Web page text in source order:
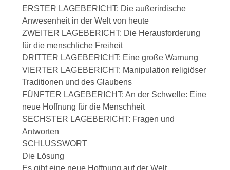
ERSTER LAGEBERICHT: Die außerirdische
Anwesenheit in der Welt von heute
ZWEITER LAGEBERICHT: Die Herausforderung
für die menschliche Freiheit
DRITTER LAGEBERICHT: Eine große Warnung
VIERTER LAGEBERICHT: Manipulation religiöser
Traditionen und des Glaubens
FÜNFTER LAGEBERICHT: An der Schwelle: Eine
neue Hoffnung für die Menschheit
SECHSTER LAGEBERICHT: Fragen und
Antworten
SCHLUSSWORT
Die Lösung
Es gibt eine neue Hoffnung auf der Welt